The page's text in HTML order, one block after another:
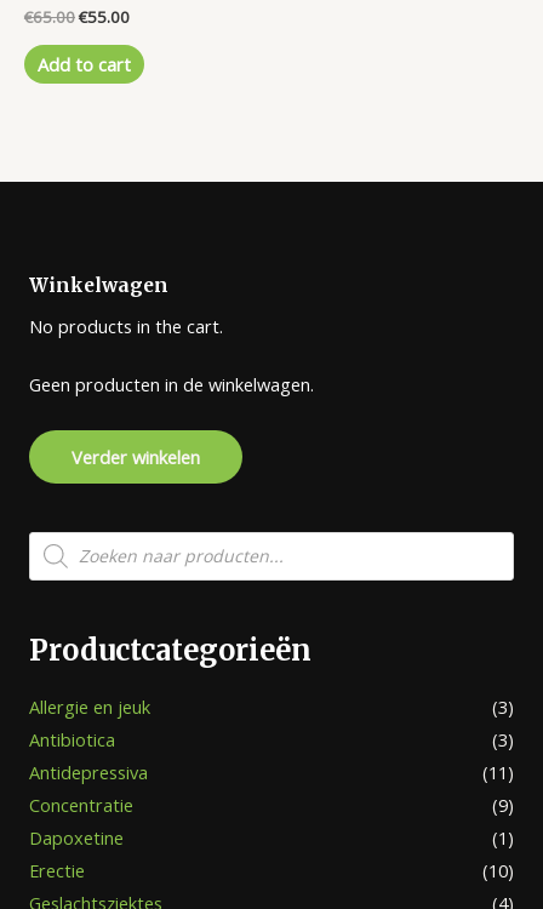
€65.00Original
was:
€65.00.
€55.00Current
is:
€55.00.
Add to cart
Winkelwagen
No products in the cart.
Geen producten in de winkelwagen.
Verder winkelen
Producten
zoeken
Productcategorieën
Allergie en jeuk
(3)
Antibiotica
(3)
Antidepressiva
(11)
Concentratie
(9)
Dapoxetine
(1)
Erectie
(10)
Geslachtsziektes
(4)